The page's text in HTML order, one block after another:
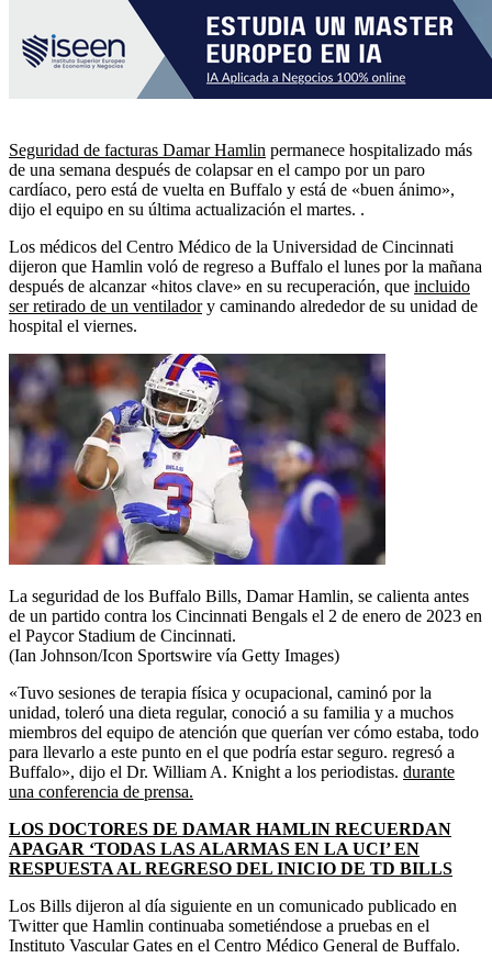
Seguridad de facturas Damar Hamlin permanece hospitalizado más
de una semana después de colapsar en el campo por un paro
cardíaco, pero está de vuelta en Buffalo y está de «buen ánimo»,
dijo el equipo en su última actualización el martes. .
Los médicos del Centro Médico de la Universidad de Cincinnati
dijeron que Hamlin voló de regreso a Buffalo el lunes por la mañana
después de alcanzar «hitos clave» en su recuperación, que incluido
ser retirado de un ventiladory caminando alrededor de su unidad de
hospital el viernes.
La seguridad de los Buffalo Bills, Damar Hamlin, se calienta antes
de un partido contra los Cincinnati Bengals el 2 de enero de 2023 en
el Paycor Stadium de Cincinnati.
(Ian Johnson/Icon Sportswire vía Getty Images)
«Tuvo sesiones de terapia física y ocupacional, caminó por la
unidad, toleró una dieta regular, conoció a su familia y a muchos
miembros del equipo de atención que querían ver cómo estaba, todo
para llevarlo a este punto en el que podría estar seguro. regresó a
Buffalo», dijo el Dr. William A. Knight a los periodistas. durante
una conferencia de prensa.
LOS DOCTORES DE DAMAR HAMLIN RECUERDAN
APAGAR ‘TODAS LAS ALARMAS EN LA UCI’ EN
RESPUESTA AL REGRESO DEL INICIO DE TD BILLS
Los Bills dijeron al día siguiente en un comunicado publicado en
Twitter que Hamlin continuaba sometiéndose a pruebas en el
Instituto Vascular Gates en el Centro Médico General de Buffalo.